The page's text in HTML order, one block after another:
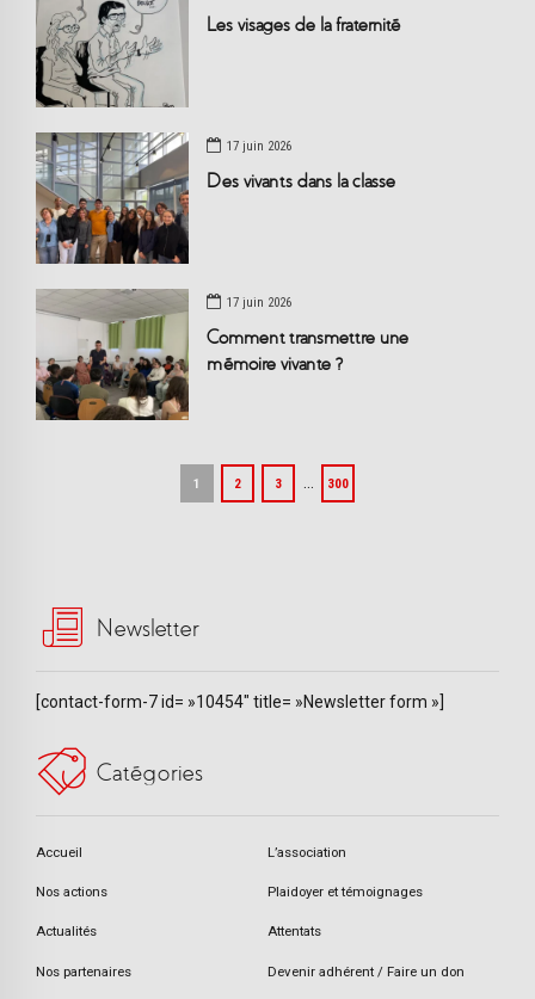
Les visages de la fraternité
17 juin 2026
Des vivants dans la classe
17 juin 2026
Comment transmettre une
mémoire vivante ?
1 2 3 300
Newsletter
[contact-form-7 id= »10454″ title= »Newsletter form »]
Catégories
Accueil L’association
Nos actions Plaidoyer et témoignages
Actualités Attentats
Nos partenaires Devenir adhérent / Faire un don